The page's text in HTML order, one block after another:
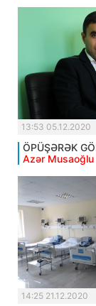
13:53 05.12.2020
ÖPÜŞƏRƏK
Azər Musaoğlu
14:25 21.12.2020